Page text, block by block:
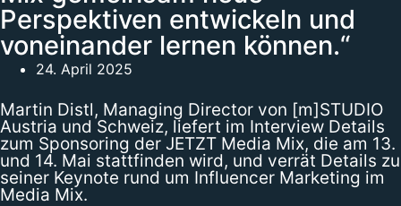
Perspektiven entwickeln und
voneinander lernen können.“
24. April 2025
Martin Distl, Managing Director von [m]STUDIO
Austria und Schweiz, liefert im Interview Details
zum Sponsoring der JETZT Media Mix, die am 13.
und 14. Mai stattfinden wird, und verrät Details zu
seiner Keynote rund um Influencer Marketing im
Media Mix.